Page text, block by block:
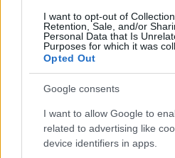
I want to opt-out of
Retention, Sale, and/or
Personal Data that Is
Purposes for which it was
Opted Out
Google consents
I want to allow Google to
related to advertising like
device identifiers in apps.
HÍREK egy órája
Történelmi paktum jött
GLOBÁL 2 órája